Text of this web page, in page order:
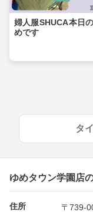
婦人服SHUCA本日
めです
タ
ゆめタウン学園店
住所
〒739-